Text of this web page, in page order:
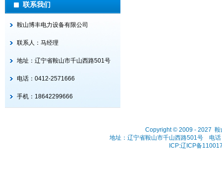
联系我们
鞍山博丰电力设备有限公司
联系人：马经理
地址：辽宁省鞍山市千山西路501号
电话：0412-2571666
手机：18642299666
Copyright © 2009 - 2027
地址：辽宁省鞍山市千山西路501号
ICP:辽ICP备